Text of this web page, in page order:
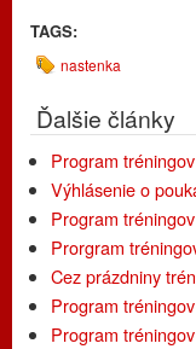
TAGS:
nastenka
Ďalšie články
Program
Výhlásenie o
Program
Prorgram
Cez prázdniny
Program
Program